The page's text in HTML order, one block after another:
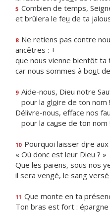
5 Combien de temps,
et brûlera le feu de ta
8 Ne retiens pas contre
ancêtres : +
que nous vienne bientôt ta
car nous sommes à bout
9 Aide-nous, Dieu notre
pour la gloire de ton nom
Délivre-nous, efface nos
pour la cause de ton nom !
10 Pourquoi laisser dire aux
« Où donc est leur Dieu ? »
Que les païens, sous nos
il sera vengé, le sang versé
11 Que monte en ta
Ton bras est fort : épargne